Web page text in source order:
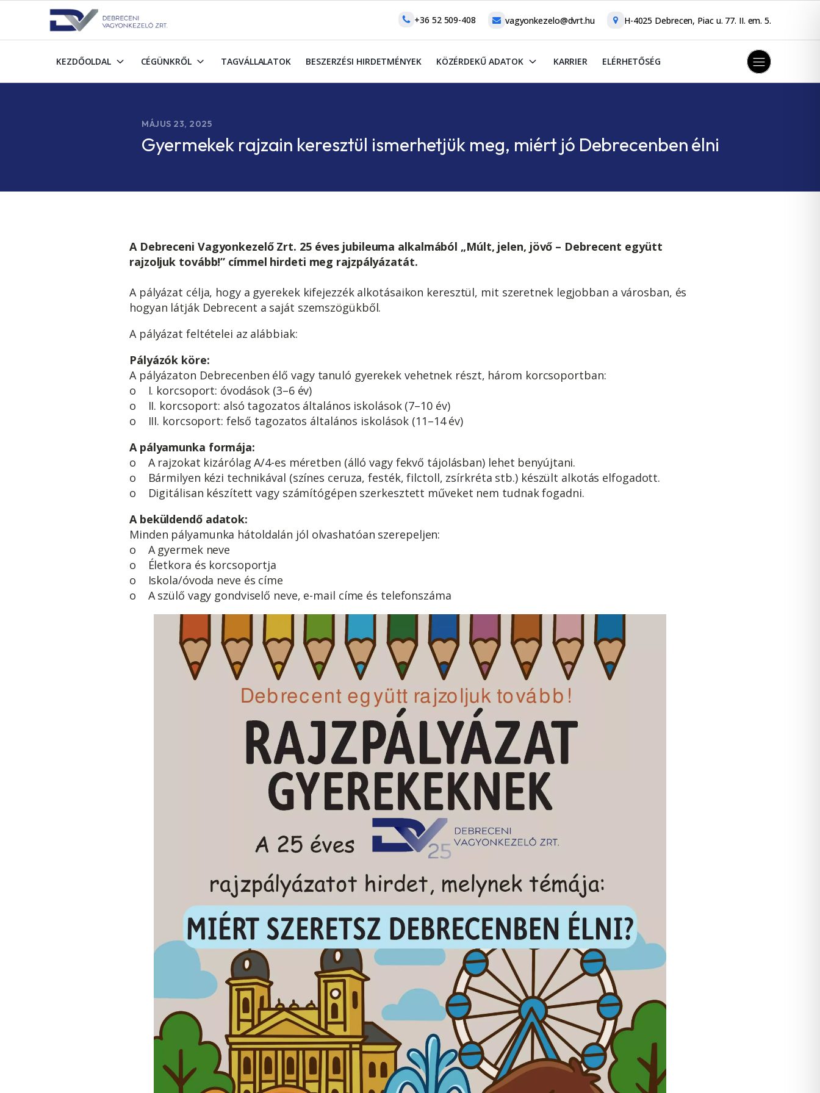
+36 52 509-408 vagyonkezelo@dvrt.hu H-4025 Debrecen, Piac u. 77. II. em. 5.
KEZDŐOLDAL CÉGÜNKRŐL TAGVÁLLALATOK BESZERZÉSI HIRDETMÉNYEK KÖZÉRDEKŰ ADATOK KARRIER ELÉRHETŐSÉG
MÁJUS 23, 2025
Gyermekek rajzain keresztül ismerhetjük meg, miért jó Debrecenben élni
A Debreceni Vagyonkezelő Zrt. 25 éves jubileuma alkalmából „Múlt, jelen, jövő – Debrecent együtt
rajzoljuk tovább!” címmel hirdeti meg rajzpályázatát.
A pályázat célja, hogy a gyerekek kifejezzék alkotásaikon keresztül, mit szeretnek legjobban a városban, és
hogyan látják Debrecent a saját szemszögükből.
A pályázat feltételei az alábbiak:
Pályázók köre:
A pályázaton Debrecenben élő vagy tanuló gyerekek vehetnek részt, három korcsoportban:
o I. korcsoport: óvodások (3–6 év)
o II. korcsoport: alsó tagozatos általános iskolások (7–10 év)
o III. korcsoport: felső tagozatos általános iskolások (11–14 év)
A pályamunka formája:
o A rajzokat kizárólag A/4-es méretben (álló vagy fekvő tájolásban) lehet benyújtani.
o Bármilyen kézi technikával (színes ceruza, festék, filctoll, zsírkréta stb.) készült alkotás elfogadott.
o Digitálisan készített vagy számítógépen szerkesztett műveket nem tudnak fogadni.
A beküldendő adatok:
Minden pályamunka hátoldalán jól olvashatóan szerepeljen:
o A gyermek neve
o Életkora és korcsoportja
o Iskola/óvoda neve és címe
o A szülő vagy gondviselő neve, e-mail címe és telefonszáma